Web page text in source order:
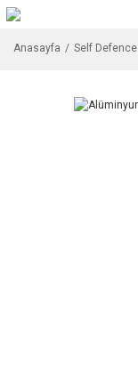
Anasayfa Self Defence